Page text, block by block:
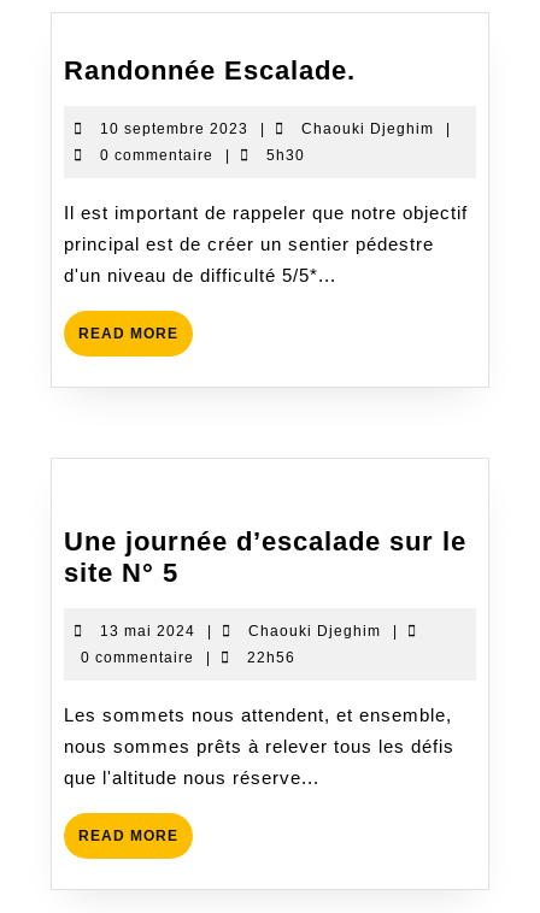
Randonnée Escalade.
10 septembre 2023
10
septembre
| Chaouki Djeghim
Chaouki
|
0 commentaire
| 5h30
Il est important de rappeler que notre objectif
principal est de créer un sentier pédestre
d'un niveau de difficulté 5/5*...
READ MORE READ
MORE
Une journée d’escalade sur le
site N° 5
d’escalade
sur
site
N°
5
13 mai 2024
13
mai
| Chaouki Djeghim
Chaouki
|
0 commentaire
| 22h56
Les sommets nous attendent, et ensemble,
nous sommes prêts à relever tous les défis
que l'altitude nous réserve...
READ MORE READ
MORE